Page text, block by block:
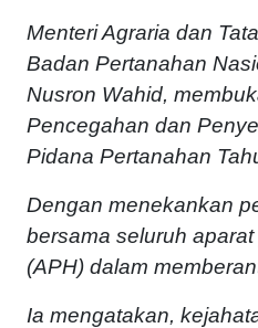
Menteri Agraria dan
Badan Pertanahan
Nusron Wahid,
Pencegahan dan
Pidana Pertanahan
Dengan menekankan
bersama seluruh
(APH) dalam
Ia mengatakan,